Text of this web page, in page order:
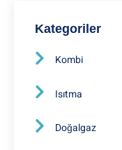
Kategoriler
Kombi
Isıtma
Doğalgaz